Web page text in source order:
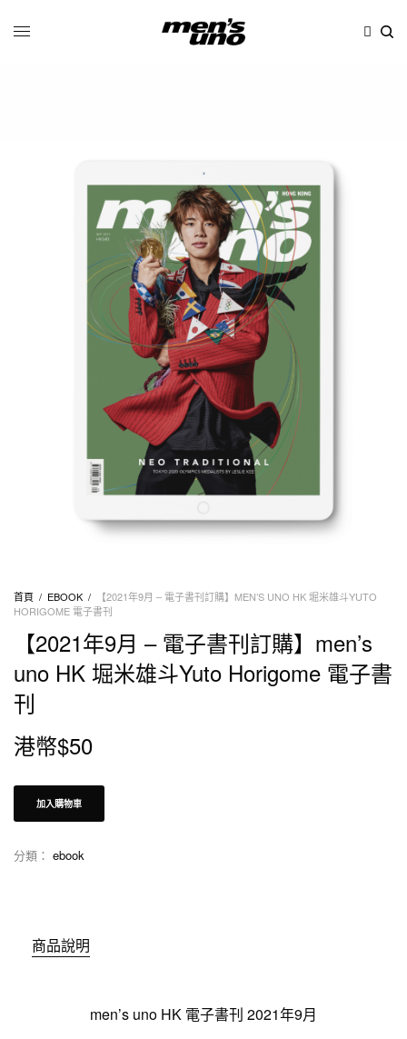
首頁 / EBOOK /
【2021年9月 – 電子書刊訂購】MEN’S UNO HK 堀米雄斗YUTO
HORIGOME 電子書刊
【2021年9月 – 電子書刊訂購】men’s
uno HK 堀米雄斗Yuto Horigome 電子書
刊
港幣$50
加入購物車
分類： ebook
商品說明
men’s uno HK 電子書刊 2021年9月